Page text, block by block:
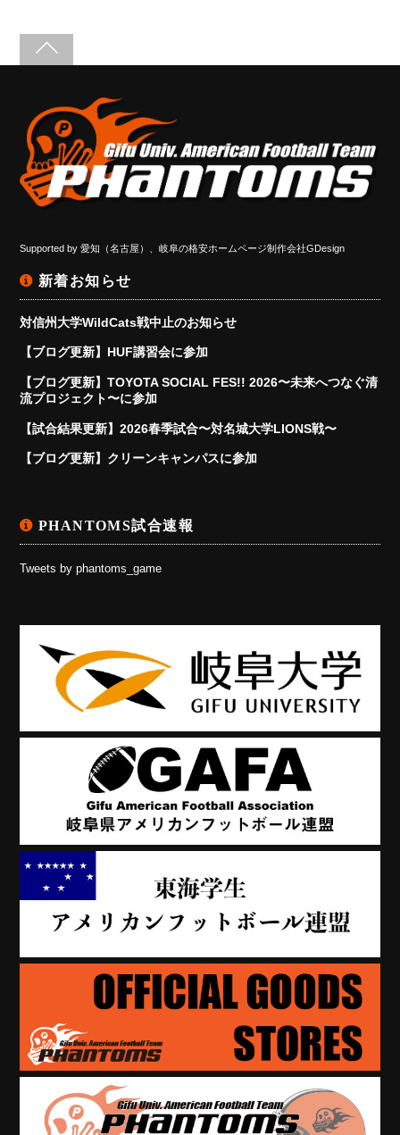
Supported by愛知（名古屋）、岐阜の格安ホームページ制作会社GDesign
新着お知らせ
対信州大学WildCats戦中止のお知らせ
【ブログ更新】HUF講習会に参加
【ブログ更新】TOYOTA SOCIAL FES!! 2026〜未来へつなぐ清
流プロジェクト〜に参加
【試合結果更新】2026春季試合〜対名城大学LIONS戦〜
【ブログ更新】クリーンキャンパスに参加
PHANTOMS試合速報
Tweets by phantoms_game